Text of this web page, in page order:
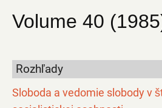
Volume 40
Rozhľady
Sloboda a vedomie slobody v